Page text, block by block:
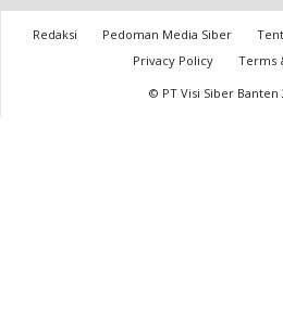
Redaksi Pedoman Media Siber
Privacy Policy
Terms
© PT Visi Siber Banten